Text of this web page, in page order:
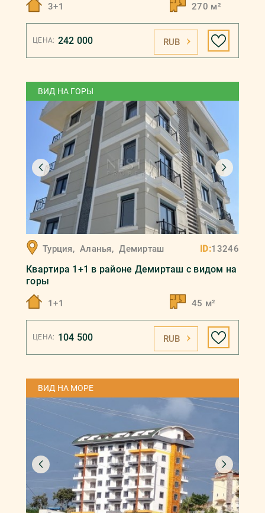
3+1 270 м²
ЦЕНА: 242 000 RUB
ВИД НА ГОРЫ
Турция, Аланья, Демирташ ID:13246
Квартира 1+1 в районе Демирташ с видом на
горы
1+1 45 м²
ЦЕНА: 104 500 RUB
ВИД НА МОРЕ